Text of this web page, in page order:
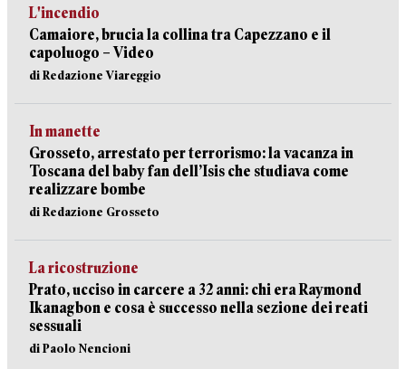
L'incendio
Camaiore, brucia la collina tra Capezzano e il
capoluogo – Video
di Redazione Viareggio
In manette
Grosseto, arrestato per terrorismo: la vacanza in
Toscana del baby fan dell’Isis che studiava come
realizzare bombe
di Redazione Grosseto
La ricostruzione
Prato, ucciso in carcere a 32 anni: chi era Raymond
Ikanagbon e cosa è successo nella sezione dei reati
sessuali
di Paolo Nencioni